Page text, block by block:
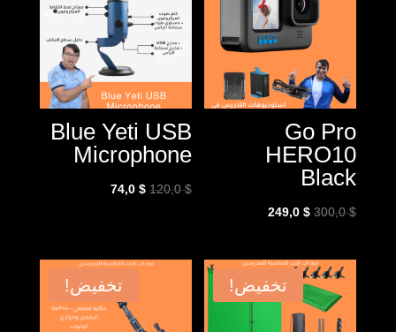
Go Pro
HERO10
Black
300,0$
السعر
هو:
300,0 $.
249,0$
السعر
هو:
249,0 $.
Blue Yeti USB
Microphone
120,0$
السعر
120,0 $.
74,0 $
السعر
74,0 $.
تخفيض! تخفيض!